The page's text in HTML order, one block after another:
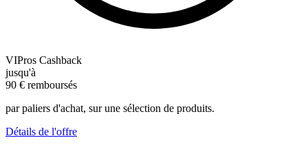
VIPros Cashback
jusqu'à
90 € remboursés
par paliers d'achat, sur une sélection de produits.
Détails de l'offre